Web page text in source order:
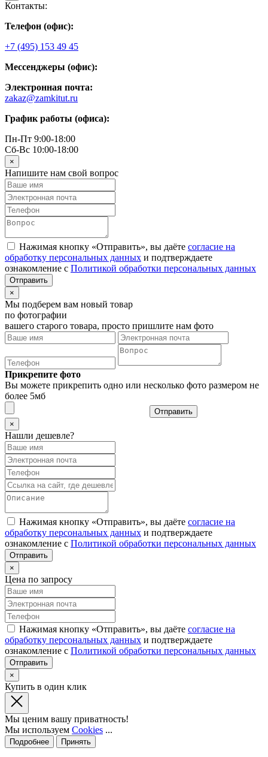
Контакты:
Телефон (офис):
+7 (495) 153 49 45
Мессенджеры (офис):
Электронная почта:
zakaz@zamkitut.ru
График работы (офиса):
Пн-Пт 9:00-18:00
Сб-Вс 10:00-18:00
×
Напишите нам свой вопрос
Нажимая кнопку «Отправить», вы даёте согласие на
обработку персональных данных и подтверждаете
ознакомление с Политикой обработки персональных данных
×
Мы подберем вам новый товар
по фотографии
вашего старого товара, просто пришлите нам фото
Прикрепите фото
Вы можете прикрепить одно или несколько фото размером не
более 5мб
Отправить
×
Нашли дешевле?
Нажимая кнопку «Отправить», вы даёте согласие на
обработку персональных данных и подтверждаете
ознакомление с Политикой обработки персональных данных
×
Цена по запросу
Нажимая кнопку «Отправить», вы даёте согласие на
обработку персональных данных и подтверждаете
ознакомление с Политикой обработки персональных данных
×
Купить в один клик
Мы ценим вашу приватность!
Мы используем Cookies ...
Подробнее Принять